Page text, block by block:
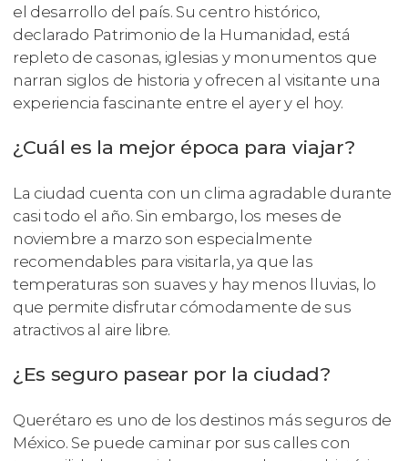
el desarrollo del país. Su centro histórico,
declarado Patrimonio de la Humanidad, está
repleto de casonas, iglesias y monumentos que
narran siglos de historia y ofrecen al visitante una
experiencia fascinante entre el ayer y el hoy.
¿Cuál es la mejor época para viajar?
La ciudad cuenta con un clima agradable durante
casi todo el año. Sin embargo, los meses de
noviembre a marzo son especialmente
recomendables para visitarla, ya que las
temperaturas son suaves y hay menos lluvias, lo
que permite disfrutar cómodamente de sus
atractivos al aire libre.
¿Es seguro pasear por la ciudad?
Querétaro es uno de los destinos más seguros de
México. Se puede caminar por sus calles con